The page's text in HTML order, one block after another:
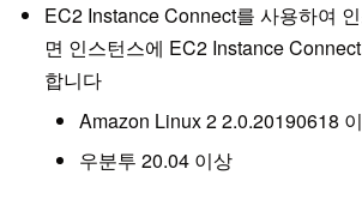
EC2 Instance Connect를 사용하여
면 인스턴스에 EC2 Instance
합니다
Amazon Linux 2 2.0.20190618
우분투 20.04 이상